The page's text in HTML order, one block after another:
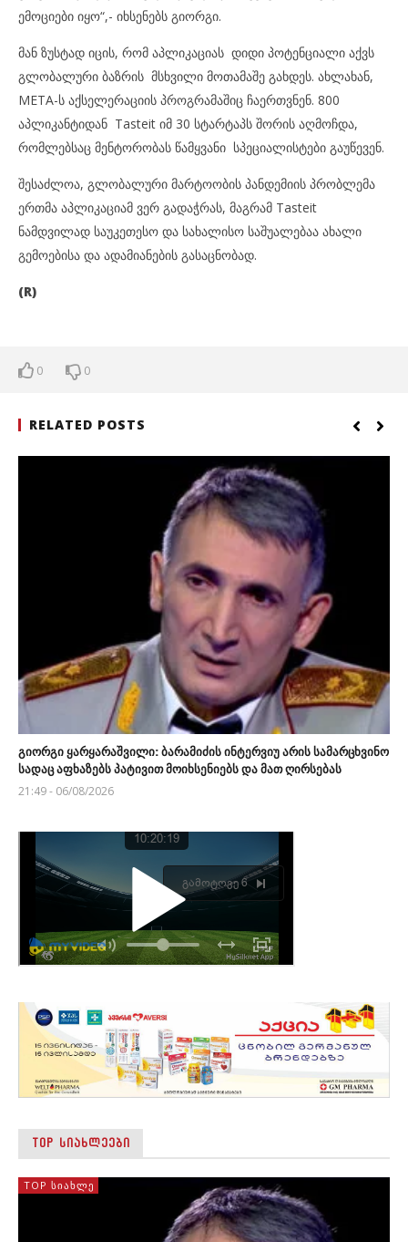
ემოციები იყო“,- იხსენებს გიორგი.
მან ზუსტად იცის, რომ აპლიკაციას დიდი პოტენციალი აქვს
გლობალური ბაზრის მსხვილი მოთამაშე გახდეს. ახლახან,
META-ს აქსელერაციის პროგრამაშიც ჩაერთვნენ. 800
აპლიკანტიდან Tasteit იმ 30 სტარტაპს შორის აღმოჩდა,
რომლებსაც მენტორობას წამყვანი სპეციალისტები გაუწევენ.
შესაძლოა, გლობალური მარტოობის პანდემიის პრობლემა
ერთმა აპლიკაციამ ვერ გადაჭრას, მაგრამ Tasteit
ნამდვილად საუკეთესო და სახალისო საშუალებაა ახალი
გემოებისა და ადამიანების გასაცნობად.
(R)
0 0
RELATED POSTS
გიორგი ყარყარაშვილი: ბარამიძის ინტერვიუ არის სამარცხვინო
სადაც აფხაზებს პატივით მოიხსენიებს და მათ ღირსებას
21:49 - 06/08/2026
TOP ᲡᲘᲐᲮᲚᲔᲔᲑᲘ
TOP ᲡᲘᲐᲮᲚᲔ